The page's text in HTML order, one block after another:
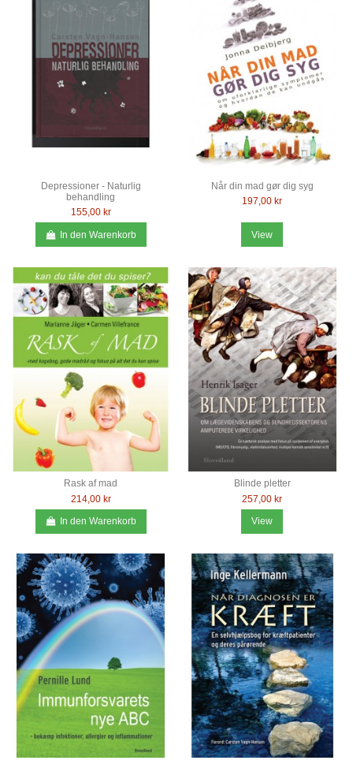
Depressioner - Naturlig
behandling
155,00 kr
In den Warenkorb
Når din mad gør dig syg
197,00 kr
View
Rask af mad
214,00 kr
In den Warenkorb
Blinde pletter
257,00 kr
View